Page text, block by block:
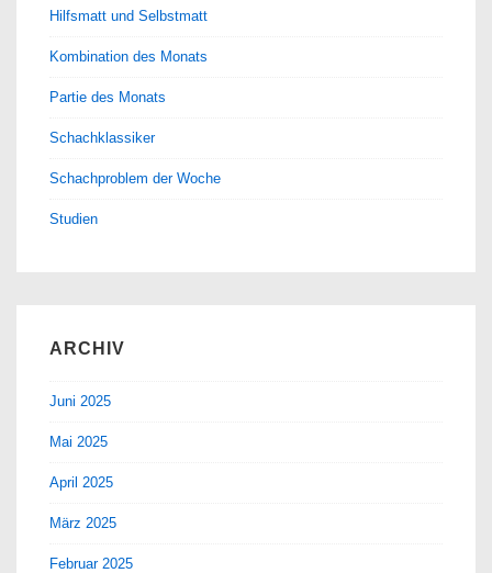
Hilfsmatt und Selbstmatt
Kombination des Monats
Partie des Monats
Schachklassiker
Schachproblem der Woche
Studien
ARCHIV
Juni 2025
Mai 2025
April 2025
März 2025
Februar 2025